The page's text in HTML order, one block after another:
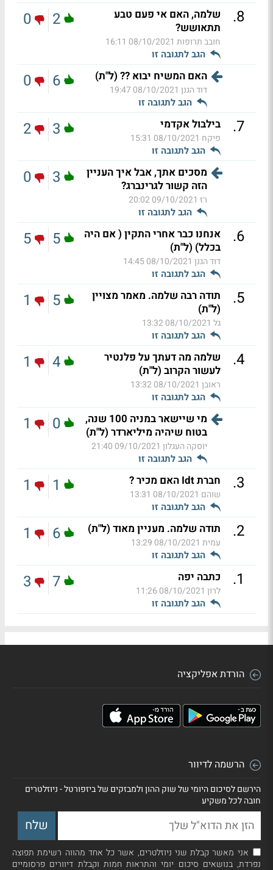
8
.
שלמה, האם אי פעם טבע
תתאושש?
חובב תרופות 08/10/2021 16:11
הגב לתגובה זו
2
0
האם המשיח יבוא ?? (ל"ת)
דוד הגנן 08/10/2021 19:47
הגב לתגובה זו
6
0
7
. בילבול אקדמי
פיקח 08/10/2021 15:31
הגב לתגובה זו
3
2
מסכים אתך, אבל איך העניין
הזה קשור לגרינברג?
רז 09/10/2021 20:02
הגב לתגובה זו
3
0
6
.
אנחנו כבר אחרי התקין ( אם היה
בכלל) (ל"ת)
דוד הגנן 08/10/2021 14:45
הגב לתגובה זו
5
5
5
.
תודה רבה שלמה. מאמר מצויין
(ל"ת)
גל 08/10/2021 13:32
הגב לתגובה זו
5
1
4
.
שלמה מה דעתך על פלנטיר
לעשור הקרוב (ל"ת)
ראובן 08/10/2021 13:32
הגב לתגובה זו
4
1
מי שיישאר במניה 100 שנה,
בטוח שיהיה מיליארדר (ל"ת)
יוסקה העגלון 09/10/2021 21:40
הגב לתגובה זו
0
1
3
. חברת Idt האם מכיר ?
שוהם 08/10/2021 13:31
הגב לתגובה זו
1
1
2
. תודה שלמה. מעניין מאוד (ל"ת)
עמית 08/10/2021 13:29
הגב לתגובה זו
6
1
1
. כתבה יפה
לרון 08/10/2021 11:26
הגב לתגובה זו
7
3
הורדת אפליקציה
הרשמה לדיוור
הירשם לסיכום היומי של שוק ההון ולמבזקים של ביזפורטל - ניוזלטרים
חובה לכל משקיע
אני מאשר קבלת שני ניוזלטרים, אשר כל אחד מהווה רשימת תפוצה
נפרדת, בנושאים סיכום יומי והתראות חמות וקבלת דיוורים פרסומיים